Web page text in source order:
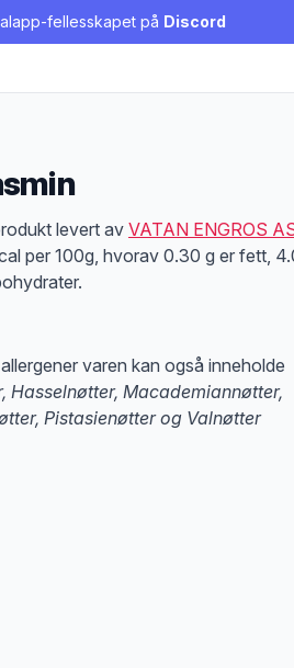
fellesskapet på Discord
levert av VATAN ENGROS
per 100g, hvorav 0.30 g er fett,
varen kan også inneholde
Hasselnøtter, Macademiannøtter,
Pistasienøtter og Valnøtter
informasjon, sjekk pakkningen og